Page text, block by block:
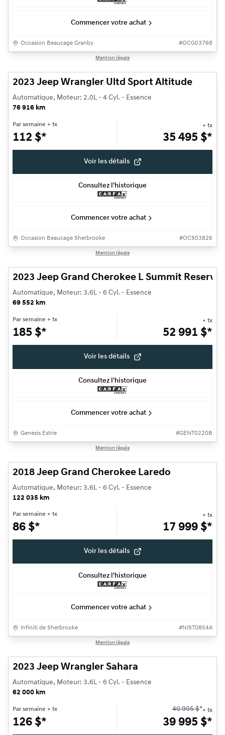
Commencer votre achat
Occasion Beaucage Granby #OCG03768
Mention légale
2023 Jeep Wrangler Ultd Sport Altitude
Automatique, Moteur: 2.0L - 4 Cyl. - Essence
76 916 km
Par semaine + tx
112 $*
+ tx
35 495 $*
Voir les détails
Consultez l'historique
Commencer votre achat
Occasion Beaucage Sherbrooke #OCS03826
Mention légale
2023 Jeep Grand Cherokee L Summit Reserve
Automatique, Moteur: 3.6L - 6 Cyl. - Essence
69 552 km
Par semaine + tx
185 $*
+ tx
52 991 $*
Voir les détails
Consultez l'historique
Commencer votre achat
Genesis Estrie #GENT0220B
Mention légale
2018 Jeep Grand Cherokee Laredo
Automatique, Moteur: 3.6L - 6 Cyl. - Essence
122 035 km
Par semaine + tx
86 $*
+ tx
17 999 $*
Voir les détails
Consultez l'historique
Commencer votre achat
Infiniti de Sherbrooke #NIST0854A
Mention légale
2023 Jeep Wrangler Sahara
Automatique, Moteur: 3.6L - 6 Cyl. - Essence
62 000 km
Par semaine + tx
126 $*
40 995$*+ tx
39 995 $*